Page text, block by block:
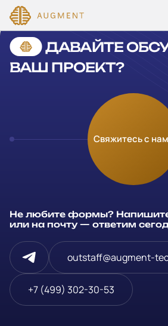
Главная
Технологии и цены
Услуги
Отрасли
Блог и новости
Cannot find 'services' template with
ДАВАЙТЕ
ВАШ ПРОЕКТ?
Свяжитесь с
Не любите формы? Напишите
или на почту — ответим
outstaff@augment-
+7 (499) 302-30-53
Оставьте заявку
Заполните и отправьте данные и мы
течение рабочего дня
Компания
Телефон*